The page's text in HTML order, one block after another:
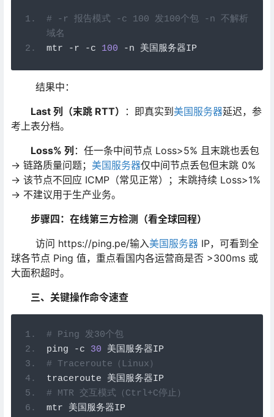
# -r 报告模式 -c 100 发100个包 -n 不解析
域名
mtr
-r -c 100 -n 美国服务器IP
结果中：
Last 列（末跳 RTT）
：即真实到美国服务器延迟，参
考上表分档。
Loss% 列 ：任一条中间节点 Loss>5% 且末跳也丢包
→ 链路质量问题； 美国服务器仅中间节点丢包但末跳 0%
→ 该节点不回应 ICMP（常见正常）；末跳持续 Loss>1%
→ 不建议用于生产业务。
步骤四：在线第三方检测（看全球回程）
访问 https://ping.pe/输入美国服务器 IP，可看到全
球各节点 Ping 值，重点看国内各运营商是否 >300ms 或
大面积超时。
三、关键操作命令速查
# Ping 发30个包
ping
-c 30 美国服务器IP
# Traceroute（Linux）
traceroute 美国服务器IP
# MTR 交互模式（Ctrl+C停止）
mtr 美国服务器IP